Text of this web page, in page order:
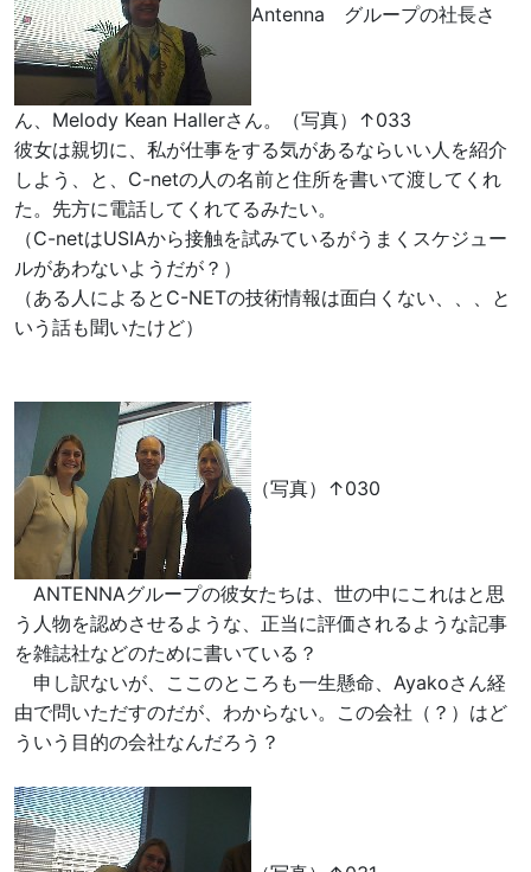
Antenna グループの社長さ
ん、Melody Kean Hallerさん。（写真）↑033
彼女は親切に、私が仕事をする気があるならいい人を紹介
しよう、と、C-netの人の名前と住所を書いて渡してくれ
た。先方に電話してくれてるみたい。
（C-netはUSIAから接触を試みているがうまくスケジュー
ルがあわないようだが？）
（ある人によるとC-NETの技術情報は面白くない、、、と
いう話も聞いたけど）
（写真）↑030
ANTENNAグループの彼女たちは、世の中にこれはと思
う人物を認めさせるような、正当に評価されるような記事
を雑誌社などのために書いている？
申し訳ないが、ここのところも一生懸命、Ayakoさん経
由で問いただすのだが、わからない。この会社（？）はど
ういう目的の会社なんだろう？